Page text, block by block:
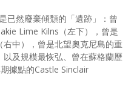
已然廢棄傾頹的「遺跡」：曾
Lime Kilns（左下），曾是
中），曾是北望奧克尼島的重
及規模最恢弘、曾在蘇格蘭歷
據點的Castle Sinclair